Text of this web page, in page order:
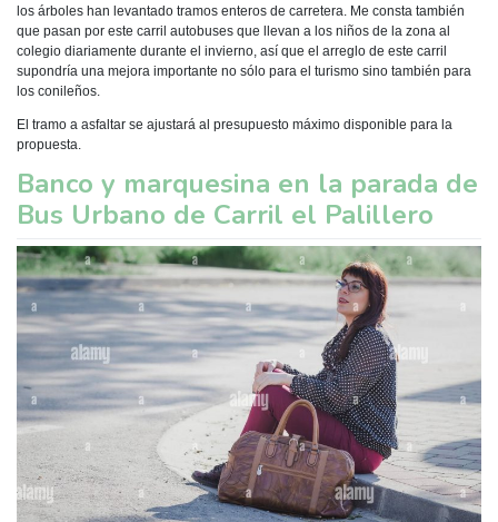
los árboles han levantado tramos enteros de carretera. Me consta también
que pasan por este carril autobuses que llevan a los niños de la zona al
colegio diariamente durante el invierno, así que el arreglo de este carril
supondría una mejora importante no sólo para el turismo sino también para
los conileños.
El tramo a asfaltar se ajustará al presupuesto máximo disponible para la
propuesta.
Banco y marquesina en la parada de
Bus Urbano de Carril el Palillero